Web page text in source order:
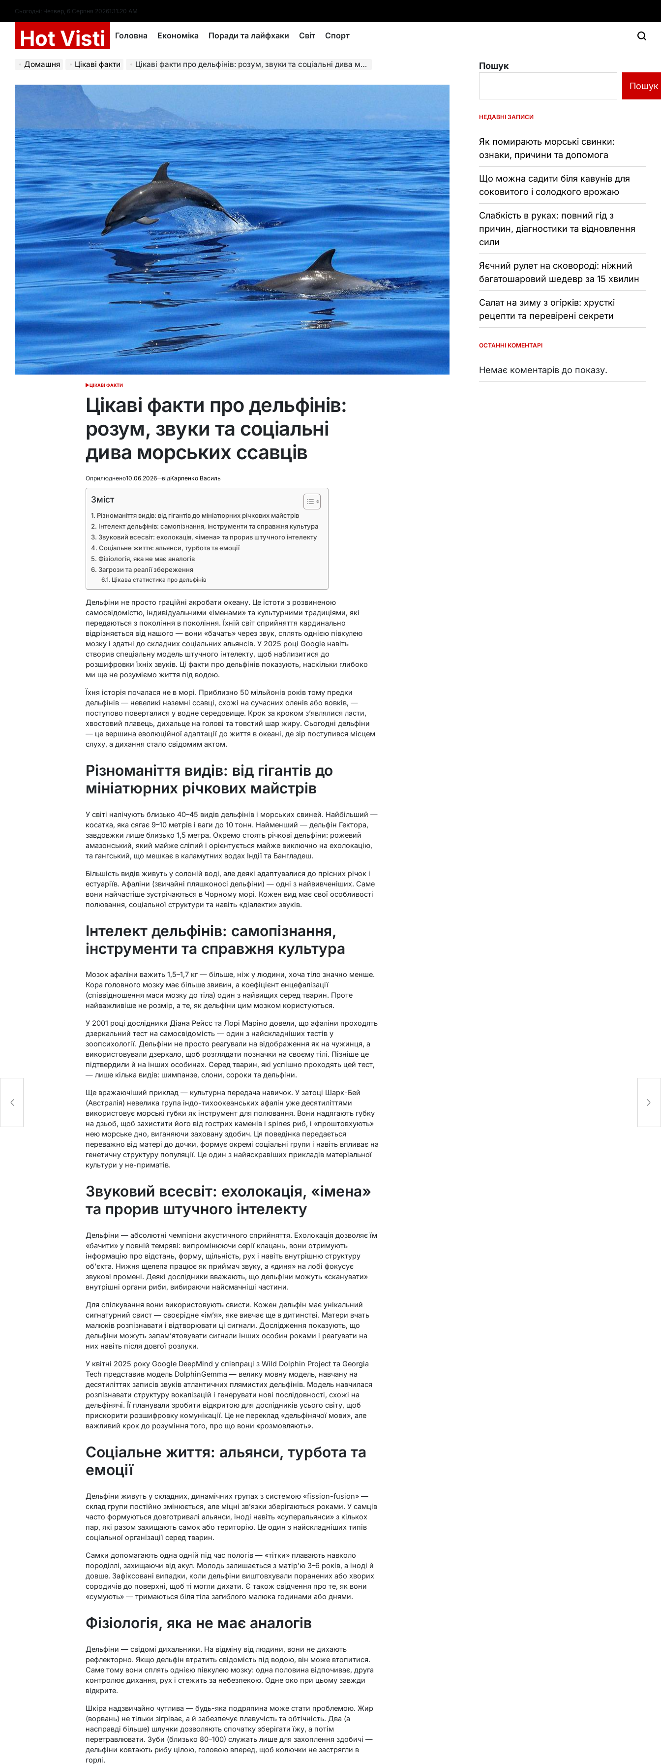
вмісту
Сьогодні: Четвер, 6 Серпня 20261:11:22 AM
Hot Visti Головна Економіка Поради та лайфхаки Світ Спорт
Домашня Цікаві факти Цікаві факти про дельфінів: розум, звуки та соціальні дива морських ссавців
ОПУБЛІКУВАТИ
ЦІКАВІ ФАКТИ
Цікаві факти про дельфінів:
розум, звуки та соціальні
дива морських ссавців
Оприлюднено10.06.2026 відКарпенко Василь
Зміст
Різноманіття видів: від гігантів до мініатюрних річкових майстрів
Інтелект дельфінів: самопізнання, інструменти та справжня культура
Звуковий всесвіт: ехолокація, «імена» та прорив штучного інтелекту
Соціальне життя: альянси, турбота та емоції
Фізіологія, яка не має аналогів
Загрози та реалії збереження
Цікава статистика про дельфінів
Дельфіни не просто граційні акробати океану. Це істоти з розвиненою
самосвідомістю, індивідуальними «іменами» та культурними традиціями, які
передаються з покоління в покоління. Їхній світ сприйняття кардинально
відрізняється від нашого — вони «бачать» через звук, сплять однією півкулею
мозку і здатні до складних соціальних альянсів. У 2025 році Google навіть
створив спеціальну модель штучного інтелекту, щоб наблизитися до
розшифровки їхніх звуків. Ці факти про дельфінів показують, наскільки глибоко
ми ще не розуміємо життя під водою.
Їхня історія почалася не в морі. Приблизно 50 мільйонів років тому предки
дельфінів — невеликі наземні ссавці, схожі на сучасних оленів або вовків, —
поступово поверталися у водне середовище. Крок за кроком з’являлися ласти,
хвостовий плавець, дихальце на голові та товстий шар жиру. Сьогодні дельфіни
— це вершина еволюційної адаптації до життя в океані, де зір поступився місцем
слуху, а дихання стало свідомим актом.
Різноманіття видів: від гігантів до
мініатюрних річкових майстрів
У світі налічують близько 40–45 видів дельфінів і морських свиней. Найбільший —
косатка, яка сягає 9–10 метрів і ваги до 10 тонн. Найменший — дельфін Гектора,
завдовжки лише близько 1,5 метра. Окремо стоять річкові дельфіни: рожевий
амазонський, який майже сліпий і орієнтується майже виключно на ехолокацію,
та гангський, що мешкає в каламутних водах Індії та Бангладеш.
Більшість видів живуть у солоній воді, але деякі адаптувалися до прісних річок і
естуаріїв. Афаліни (звичайні пляшконосі дельфіни) — одні з найвивченіших. Саме
вони найчастіше зустрічаються в Чорному морі. Кожен вид має свої особливості
полювання, соціальної структури та навіть «діалекти» звуків.
Інтелект дельфінів: самопізнання,
інструменти та справжня культура
Мозок афаліни важить 1,5–1,7 кг — більше, ніж у людини, хоча тіло значно менше.
Кора головного мозку має більше звивин, а коефіцієнт енцефалізації
(співвідношення маси мозку до тіла) один з найвищих серед тварин. Проте
найважливіше не розмір, а те, як дельфіни цим мозком користуються.
У 2001 році дослідники Діана Рейсс та Лорі Маріно довели, що афаліни проходять
дзеркальний тест на самосвідомість — один з найскладніших тестів у
зоопсихології. Дельфіни не просто реагували на відображення як на чужинця, а
використовували дзеркало, щоб розглядати позначки на своєму тілі. Пізніше це
підтвердили й на інших особинах. Серед тварин, які успішно проходять цей тест,
— лише кілька видів: шимпанзе, слони, сороки та дельфіни.
Ще вражаючіший приклад — культурна передача навичок. У затоці Шарк-Бей
(Австралія) невелика група індо-тихоокеанських афалін уже десятиліттями
використовує морські губки як інструмент для полювання. Вони надягають губку
на дзьоб, щоб захистити його від гострих каменів і spines риб, і «проштовхують»
нею морське дно, виганяючи заховану здобич. Ця поведінка передається
переважно від матері до дочки, формує окремі соціальні групи і навіть впливає на
генетичну структуру популяції. Це один з найяскравіших прикладів матеріальної
культури у не-приматів.
Звуковий всесвіт: ехолокація, «імена»
та прорив штучного інтелекту
Дельфіни — абсолютні чемпіони акустичного сприйняття. Ехолокація дозволяє їм
«бачити» у повній темряві: випромінюючи серії клацань, вони отримують
інформацію про відстань, форму, щільність, рух і навіть внутрішню структуру
об’єкта. Нижня щелепа працює як приймач звуку, а «диня» на лобі фокусує
звукові промені. Деякі дослідники вважають, що дельфіни можуть «сканувати»
внутрішні органи риби, вибираючи найсмачніші частини.
Для спілкування вони використовують свисти. Кожен дельфін має унікальний
сигнатурний свист — своєрідне «ім’я», яке вивчає ще в дитинстві. Матери вчать
малюків розпізнавати і відтворювати ці сигнали. Дослідження показують, що
дельфіни можуть запам’ятовувати сигнали інших особин роками і реагувати на
них навіть після довгої розлуки.
У квітні 2025 року Google DeepMind у співпраці з Wild Dolphin Project та Georgia
Tech представив модель DolphinGemma — велику мовну модель, навчану на
десятиліттях записів звуків атлантичних плямистих дельфінів. Модель навчилася
розпізнавати структуру вокалізацій і генерувати нові послідовності, схожі на
дельфінячі. Її планували зробити відкритою для дослідників усього світу, щоб
прискорити розшифровку комунікації. Це не переклад «дельфінячої мови», але
важливий крок до розуміння того, про що вони «розмовляють».
Соціальне життя: альянси, турбота та
емоції
Дельфіни живуть у складних, динамічних групах з системою «fission-fusion» —
склад групи постійно змінюється, але міцні зв’язки зберігаються роками. У самців
часто формуються довготривалі альянси, іноді навіть «суперальянси» з кількох
пар, які разом захищають самок або територію. Це один з найскладніших типів
соціальної організації серед тварин.
Самки допомагають одна одній під час пологів — «тітки» плавають навколо
породіллі, захищаючи від акул. Молодь залишається з матір’ю 3–6 років, а іноді й
довше. Зафіксовані випадки, коли дельфіни виштовхували поранених або хворих
сородичів до поверхні, щоб ті могли дихати. Є також свідчення про те, як вони
«сумують» — тримаються біля тіла загиблого малюка годинами або днями.
Фізіологія, яка не має аналогів
Дельфіни — свідомі дихальники. На відміну від людини, вони не дихають
рефлекторно. Якщо дельфін втратить свідомість під водою, він може втопитися.
Саме тому вони сплять однією півкулею мозку: одна половина відпочиває, друга
контролює дихання, рух і стежить за небезпекою. Одне око при цьому завжди
відкрите.
Шкіра надзвичайно чутлива — будь-яка подряпина може стати проблемою. Жир
(ворвань) не тільки зігріває, а й забезпечує плавучість та обтічність. Два (а
насправді більше) шлунки дозволяють спочатку зберігати їжу, а потім
перетравлювати. Зуби (близько 80–100) служать лише для захоплення здобичі —
дельфіни ковтають рибу цілою, головою вперед, щоб колючки не застрягли в
горлі.
Пошук
Пошук
НЕДАВНІ ЗАПИСИ
Як помирають морські свинки:
ознаки, причини та допомога
Що можна садити біля кавунів для
соковитого і солодкого врожаю
Слабкість в руках: повний гід з
причин, діагностики та відновлення
сили
Яєчний рулет на сковороді: ніжний
багатошаровий шедевр за 15 хвилин
Салат на зиму з огірків: хрусткі
рецепти та перевірені секрети
ОСТАННІ КОМЕНТАРІ
Немає коментарів до показу.